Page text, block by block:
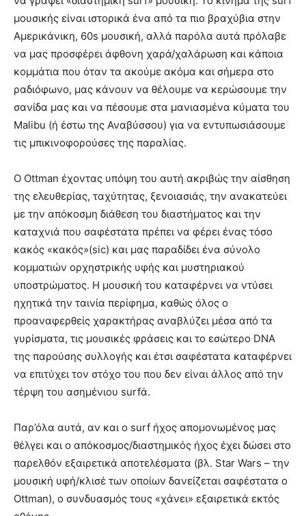
μουσικής είναι ιστορικά ένα από τα πιο βραχύβια στην
Αμερικάνικη, 60s μουσική, αλλά παρόλα αυτά πρόλαβε
να μας προσφέρει άφθονη χαρά/χαλάρωση και κάποια
κομμάτια που όταν τα ακούμε ακόμα και σήμερα στο
ραδιόφωνο, μας κάνουν να θέλουμε να κερώσουμε την
σανίδα μας και να πέσουμε στα μανιασμένα κύματα του
Malibu (ή έστω της Αναβύσσου) για να εντυπωσιάσουμε
τις μπικινοφορούσες της παραλίας.
Ο Ottman έχοντας υπόψη του αυτή ακριβώς την αίσθηση
της ελευθερίας, ταχύτητας, ξενοιασιάς, την ανακατεύει
με την απόκοσμη διάθεση του διαστήματος και την
καταχνιά που σαφέστατα πρέπει να φέρει ένας τόσο
κακός «κακός»(sic) και μας παραδίδει ένα σύνολο
κομματιών ορχηστρικής υφής και μυστηριακού
υποστρώματος. Η μουσική του καταφέρνει να ντύσει
ηχητικά την ταινία περίφημα, καθώς όλος ο
προαναφερθείς χαρακτήρας αναβλύζει μέσα από τα
γυρίσματα, τις μουσικές φράσεις και το εσώτερο DNA
της παρούσης συλλογής και έτσι σαφέστατα καταφέρνει
να επιτύχει τον στόχο του που δεν είναι άλλος από την
τέρψη του ασημένιου surfά.
Παρ’όλα αυτά, αν και ο surf ήχος απομονωμένος μας
θέλγει και ο απόκοσμος/διαστημικός ήχος έχει δώσει στο
παρελθόν εξαιρετικά αποτελέσματα (βλ. Star Wars – την
μουσική υφή/κλισέ των οποίων δανείζεται σαφέστατα ο
Ottman), ο συνδυασμός τους «χάνει» εξαιρετικά εκτός